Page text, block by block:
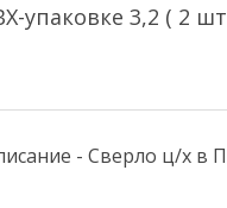
упаковке 3,2 ( 2
- Сверло ц/х в